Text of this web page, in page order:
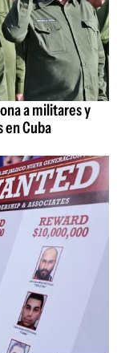
a militares y
en Cuba